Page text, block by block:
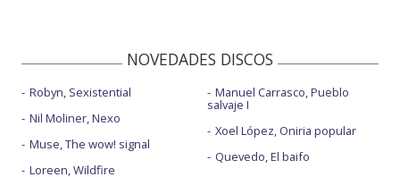
NOVEDADES DISCOS
Robyn, Sexistential
Nil Moliner, Nexo
Muse, The wow! signal
Loreen, Wildfire
Manuel Carrasco, Pueblo
salvaje I
Xoel López, Oniria popular
Quevedo, El baifo